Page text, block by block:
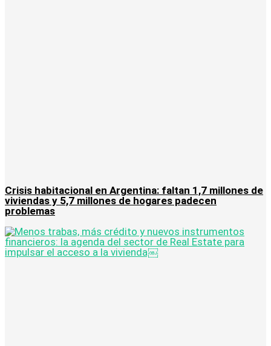
Crisis habitacional en Argentina: faltan 1,7 millones de
viviendas y 5,7 millones de hogares padecen
problemas